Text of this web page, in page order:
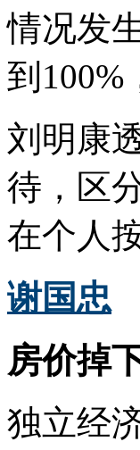
情况发
到
刘明康
待，区
在个人
谢国忠
房价掉
独立经